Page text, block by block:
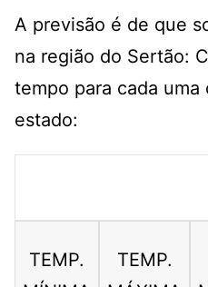
A previsão é de que
na região do Sertão:
tempo para cada uma
estado:
TEMP.
TEMP.